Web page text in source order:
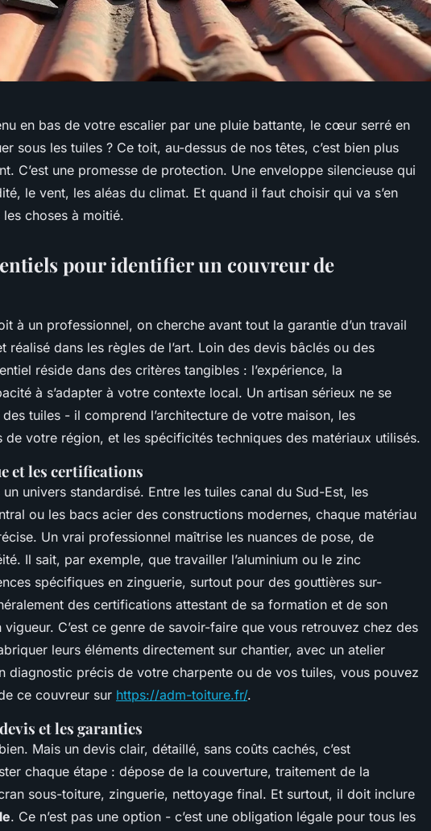
en bas de votre escalier par une pluie battante, le cœur serré en
sous les tuiles ? Ce toit, au-dessus de nos têtes, c’est bien plus
C’est une promesse de protection. Une enveloppe silencieuse qui
le vent, les aléas du climat. Et quand il faut choisir qui va s’en
choses à moitié.
pour identifier un couvreur de
à un professionnel, on cherche avant tout la garantie d’un travail
réalisé dans les règles de l’art. Loin des devis bâclés ou des
réside dans des critères tangibles : l’expérience, la
à s’adapter à votre contexte local. Un artisan sérieux ne se
tuiles - il comprend l’architecture de votre maison, les
de votre région, et les spécificités techniques des matériaux utilisés.
et les certifications
un univers standardisé. Entre les tuiles canal du Sud-Est, les
ou les bacs acier des constructions modernes, chaque matériau
Un vrai professionnel maîtrise les nuances de pose, de
Il sait, par exemple, que travailler l’aluminium ou le zinc
spécifiques en zinguerie, surtout pour des gouttières sur-
des certifications attestant de sa formation et de son
vigueur. C’est ce genre de savoir-faire que vous retrouvez chez des
leurs éléments directement sur chantier, avec un atelier
diagnostic précis de votre charpente ou de vos tuiles, vous pouvez
ce couvreur sur https://adm-toiture.fr/.
et les garanties
Mais un devis clair, détaillé, sans coûts cachés, c’est
chaque étape : dépose de la couverture, traitement de la
sous-toiture, zinguerie, nettoyage final. Et surtout, il doit inclure
. Ce n’est pas une option - c’est une obligation légale pour tous les